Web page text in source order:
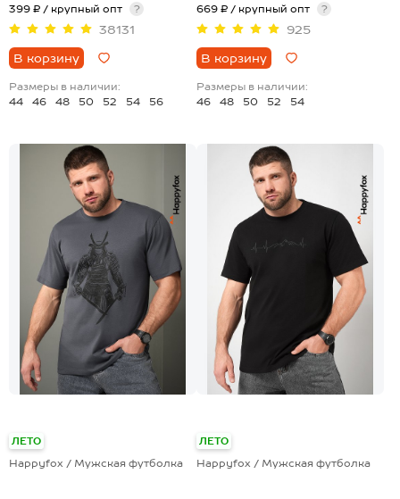
399 ₽ / крупный опт
?
38131
В корзину
Размеры в наличии:
44
46 48 50 52 54 56
669 ₽ / крупный опт
?
925
В корзину
Размеры в наличии:
46
48 50 52 54
ЛЕТО
Happyfox / Мужская футболка
ЛЕТО
Happyfox / Мужская футболка